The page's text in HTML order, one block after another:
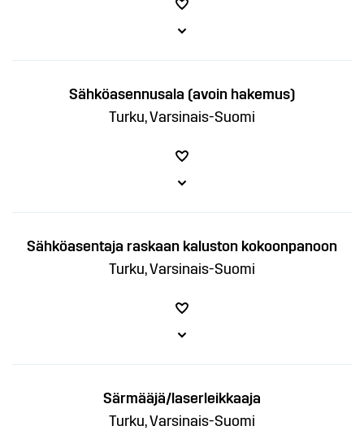
Sähköasennusala (avoin hakemus)
Turku, Varsinais-Suomi
Sähköasentaja raskaan kaluston kokoonpanoon
Turku, Varsinais-Suomi
Särmääjä/laserleikkaaja
Turku, Varsinais-Suomi